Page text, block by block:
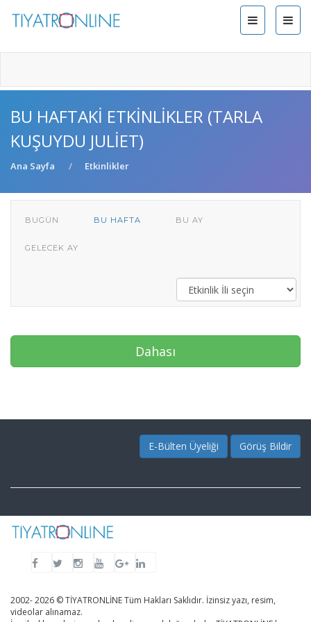
BU HAFTAKI ETKINLIKLER (TARLA
KUŞUYDU JULIET)
Ana Sayfa Etkinlikler
BUGÜN BU HAFTA BU AY
GELECEK AY
Dahası
E-Bülten Üyeliği Görüş Bildir
2002- 2026 © TİYATRONLİNE Tüm Hakları Saklıdır. İzinsiz yazı, resim,
videolar alınamaz.